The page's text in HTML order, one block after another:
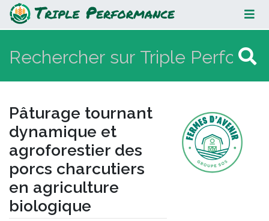
Pâturage tournant dynamique et
agroforestier des porcs
charcutiers en agriculture
biologique
Pâturage tournant
dynamique et
agroforestier des
porcs charcutiers
en agriculture
biologique